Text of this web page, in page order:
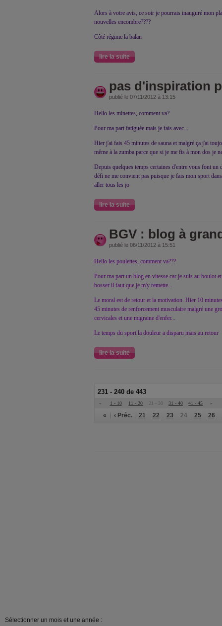
Alors à votre avis, ce soir je pourrais inauguré mon
nouvelles encombre????
Côté régime la balan
lire la suite
pas d'inspiration
publié le 07/11/2012 à 13:15
Hello les minettes, comment va?
Pour ma part fatiguée mais je fais avec...
Hier j'ai fais 45 minutes de sauna et malgré ça j'ai
même à la zumba parce que si je me fis à mon dos je
Depuis quelques temps certaines d'entre vous font
défi ne me convient pas puisque je fais mon sport
aller tous les jo
lire la suite
BGV : blog à
publié le 06/11/2012 à 15:51
Hello les poulettes, comment va???
Pour ma part un blog en vitesse car je suis au boulot
bosser il faut que je m'y remette...
Le moral est de retour et la motivation. Hier 10
45 minutes de renforcement musculaire malgré une
cervicales et une migraine d'enfer...
Le temps du sport la douleur a disparu mais au retour
lire la suite
231 - 240 de 443
« 1 - 10 11 - 20 21 - 30 31 - 40 41 - 45 »
« ‹ Préc. 21 22 23 24 25 26
Sélectionner un mois et une année :